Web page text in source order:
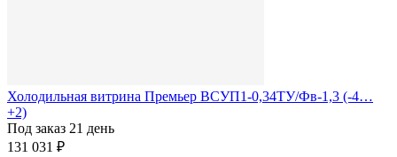
Холодильная витрина Премьер ВСУП1-0,34ТУ/Фв-1,3 (-4…
+2)
Под заказ 21 день
131 031 ₽